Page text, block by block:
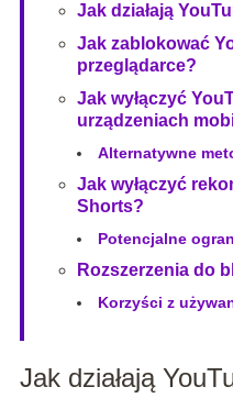
Jak działają
Jak zablokować
przeglądarce?
Jak wyłączyć
urządzeniach
Alternatywne
Jak wyłączyć
Shorts?
Potencjalne
Rozszerzenia do
Korzyści z
Jak działają